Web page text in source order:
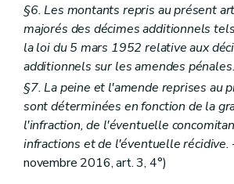
§6. Les montants repris au présent
majorés des décimes additionnels
la loi du 5 mars 1952 relative aux
additionnels sur les amendes pénales.
§7. La peine et l'amende reprises au
sont déterminées en fonction de la
l'infraction, de l'éventuelle
infractions et de l'éventuelle récidive.
novembre 2016, art. 3, 4°)